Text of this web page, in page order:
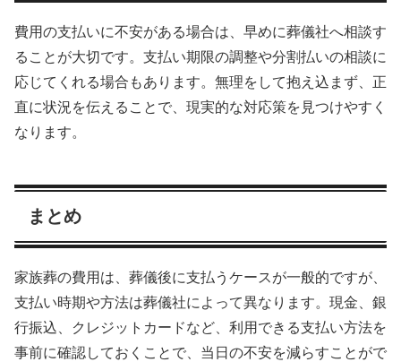
費用の支払いに不安がある場合は、早めに葬儀社へ相談す
ることが大切です。支払い期限の調整や分割払いの相談に
応じてくれる場合もあります。無理をして抱え込まず、正
直に状況を伝えることで、現実的な対応策を見つけやすく
なります。
まとめ
家族葬の費用は、葬儀後に支払うケースが一般的ですが、
支払い時期や方法は葬儀社によって異なります。現金、銀
行振込、クレジットカードなど、利用できる支払い方法を
事前に確認しておくことで、当日の不安を減らすことがで